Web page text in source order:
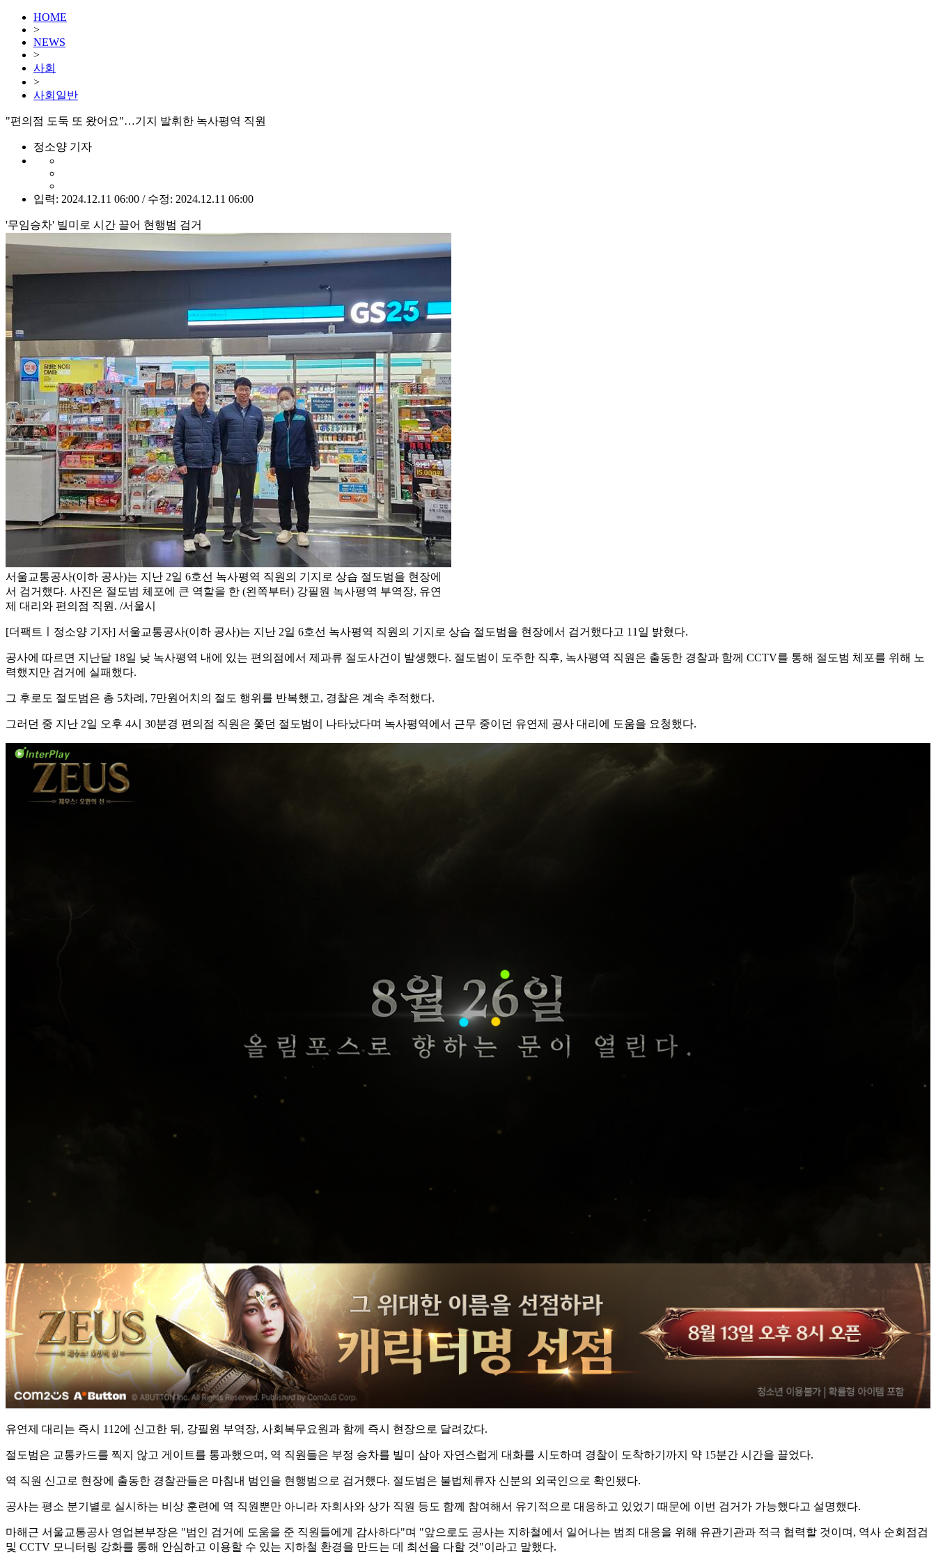
HOME
>
NEWS
>
사회
>
사회일반
"편의점 도둑 또 왔어요"…기지 발휘한 녹사평역 직원
정소양 기자
입력: 2024.12.11 06:00 / 수정: 2024.12.11 06:00
'무임승차' 빌미로 시간 끌어 현행범 검거
서울교통공사(이하 공사)는 지난 2일 6호선 녹사평역 직원의 기지로 상습 절도범을 현장에
서 검거했다. 사진은 절도범 체포에 큰 역할을 한 (왼쪽부터) 강필원 녹사평역 부역장, 유연
제 대리와 편의점 직원. /서울시
[더팩트ㅣ정소양 기자] 서울교통공사(이하 공사)는 지난 2일 6호선 녹사평역 직원의 기지로 상습 절도범을 현장에서 검거했다고 11일 밝혔다.
공사에 따르면 지난달 18일 낮 녹사평역 내에 있는 편의점에서 제과류 절도사건이 발생했다. 절도범이 도주한 직후, 녹사평역 직원은 출동한 경찰과 함께 CCTV를 통해 절도범 체포를 위해 노
력했지만 검거에 실패했다.
그 후로도 절도범은 총 5차례, 7만원어치의 절도 행위를 반복했고, 경찰은 계속 추적했다.
그러던 중 지난 2일 오후 4시 30분경 편의점 직원은 쫓던 절도범이 나타났다며 녹사평역에서 근무 중이던 유연제 공사 대리에 도움을 요청했다.
유연제 대리는 즉시 112에 신고한 뒤, 강필원 부역장, 사회복무요원과 함께 즉시 현장으로 달려갔다.
절도범은 교통카드를 찍지 않고 게이트를 통과했으며, 역 직원들은 부정 승차를 빌미 삼아 자연스럽게 대화를 시도하며 경찰이 도착하기까지 약 15분간 시간을 끌었다.
역 직원 신고로 현장에 출동한 경찰관들은 마침내 범인을 현행범으로 검거했다. 절도범은 불법체류자 신분의 외국인으로 확인됐다.
공사는 평소 분기별로 실시하는 비상 훈련에 역 직원뿐만 아니라 자회사와 상가 직원 등도 함께 참여해서 유기적으로 대응하고 있었기 때문에 이번 검거가 가능했다고 설명했다.
마해근 서울교통공사 영업본부장은 "범인 검거에 도움을 준 직원들에게 감사하다"며 "앞으로도 공사는 지하철에서 일어나는 범죄 대응을 위해 유관기관과 적극 협력할 것이며, 역사 순회점검
및 CCTV 모니터링 강화를 통해 안심하고 이용할 수 있는 지하철 환경을 만드는 데 최선을 다할 것"이라고 말했다.